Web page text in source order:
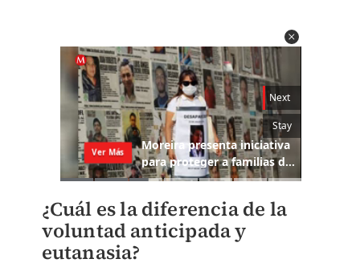
¿Cuál es la diferencia de la
voluntad anticipada y
eutanasia?